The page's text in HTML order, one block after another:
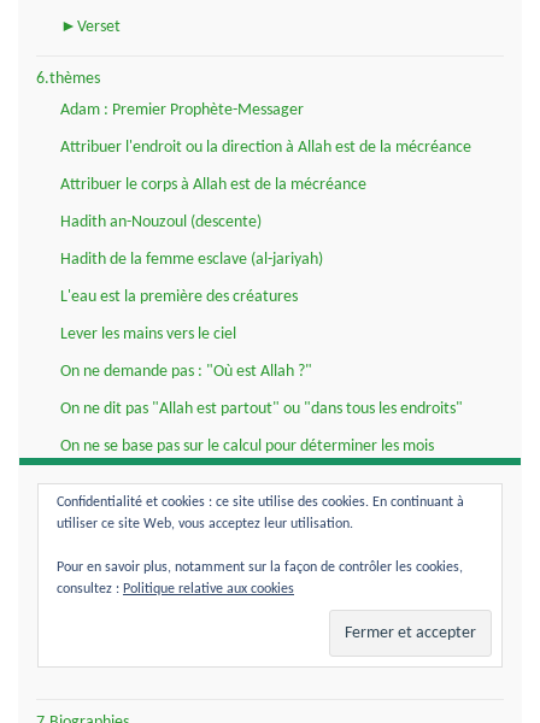
►Verset
6.thèmes
Adam : Premier Prophète-Messager
Attribuer l'endroit ou la direction à Allah est de la mécréance
Attribuer le corps à Allah est de la mécréance
Hadith an-Nouzoul (descente)
Hadith de la femme esclave (al-jariyah)
L'eau est la première des créatures
Lever les mains vers le ciel
On ne demande pas : "Où est Allah ?"
On ne dit pas "Allah est partout" ou "dans tous les endroits"
On ne se base pas sur le calcul pour déterminer les mois
Porter un hirz est permis
Récitation du Qour-ân à la tombe du musulman
Tafsir du verset {layça kamithlihi chay}
Vision de Allah au Paradis
Visiter la tombe du Prophète
Confidentialité et cookies : ce site utilise des cookies. En continuant à
utiliser ce site Web, vous acceptez leur utilisation.
Pour en savoir plus, notamment sur la façon de contrôler les cookies,
consultez : Politique relative aux cookies